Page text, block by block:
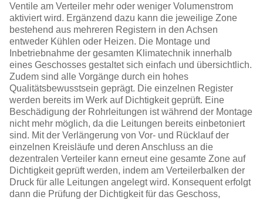
Ventile am Verteiler mehr oder weniger Volumenstrom
aktiviert wird. Ergänzend dazu kann die jeweilige Zone
bestehend aus mehreren Registern in den Achsen
entweder Kühlen oder Heizen. Die Montage und
Inbetriebnahme der gesamten Klimatechnik innerhalb
eines Geschosses gestaltet sich einfach und übersichtlich.
Zudem sind alle Vorgänge durch ein hohes
Qualitätsbewusstsein geprägt. Die einzelnen Register
werden bereits im Werk auf Dichtigkeit geprüft. Eine
Beschädigung der Rohrleitungen ist während der Montage
nicht mehr möglich, da die Leitungen bereits einbetoniert
sind. Mit der Verlängerung von Vor- und Rücklauf der
einzelnen Kreisläufe und deren Anschluss an die
dezentralen Verteiler kann erneut eine gesamte Zone auf
Dichtigkeit geprüft werden, indem am Verteilerbalken der
Druck für alle Leitungen angelegt wird. Konsequent erfolgt
dann die Prüfung der Dichtigkeit für das Geschoss,